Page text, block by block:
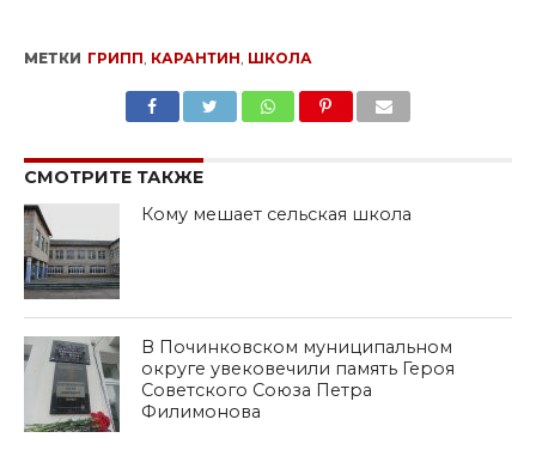
МЕТКИ ГРИПП, КАРАНТИН, ШКОЛА
СМОТРИТЕ ТАКЖЕ
Кому мешает сельская школа
В Починковском муниципальном
округе увековечили память Героя
Советского Союза Петра
Филимонова